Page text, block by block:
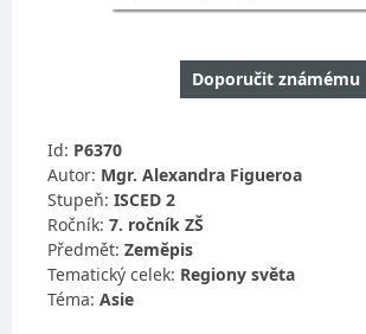
Doporučit známému
Id: P6370
Autor: Mgr. Alexandra Figueroa
Stupeň: ISCED 2
Ročník: 7. ročník ZŠ
Předmět: Zeměpis
Tematický celek: Regiony světa
Téma: Asie